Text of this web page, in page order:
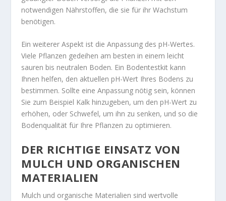
notwendigen Nährstoffen, die sie für ihr Wachstum
benötigen.
Ein weiterer Aspekt ist die Anpassung des pH-Wertes.
Viele Pflanzen gedeihen am besten in einem leicht
sauren bis neutralen Boden. Ein Bodentestkit kann
Ihnen helfen, den aktuellen pH-Wert Ihres Bodens zu
bestimmen. Sollte eine Anpassung nötig sein, können
Sie zum Beispiel Kalk hinzugeben, um den pH-Wert zu
erhöhen, oder Schwefel, um ihn zu senken, und so die
Bodenqualität für Ihre Pflanzen zu optimieren.
DER RICHTIGE EINSATZ VON
MULCH UND ORGANISCHEN
MATERIALIEN
Mulch und organische Materialien sind wertvolle